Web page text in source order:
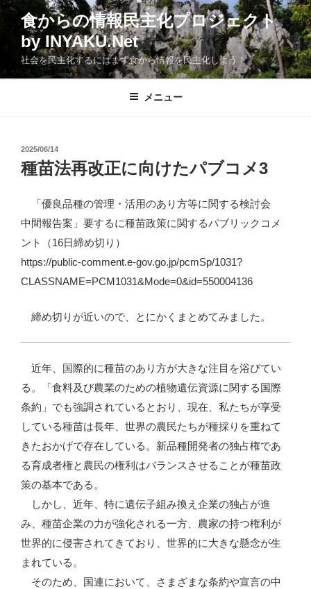
コ
食からの情報民主化プロジェクト
by INYAKU.Net
社会を民主化するにはまず食から情報を民主化しよう！
メニュー
投
稿
日:
2025/06/14
種苗法再改正に向けたパブコメ3
「優良品種の管理・活用のあり方等に関する検討会
中間報告案」要するに種苗政策に関するパブリックコメ
ント（16日締め切り）
https://public-comment.e-gov.go.jp/pcmSp/1031?
CLASSNAME=PCM1031&Mode=0&id=550004136
締め切りが近いので、とにかくまとめてみました。
近年、国際的に種苗のあり方が大きな注目を浴びてい
る。「食料及び農業のための植物遺伝資源に関する国際
条約」でも強調されているとおり、現在、私たちが享受
している種苗は長年、世界の農民たちが種採りを重ねて
きたおかげで存在している。新品種開発者の独占権であ
る育成者権と農民の権利はバランスさせることが種苗政
策の基本である。
しかし、近年、特に遺伝子組み換え企業の独占が進
み、種苗企業の力が強化される一方、農家の持つ権利が
世界的に侵害されてきており、世界的に大きな懸念が生
まれている。
そのため、国連において、さまざまな条約や宣言の中